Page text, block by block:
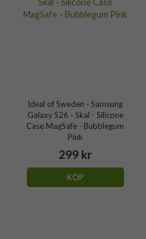
Ideal of Sweden - Samsung
Galaxy S26 - Skal - Silicone
Case MagSafe - Bubblegum
Pink
299 kr
KÖP